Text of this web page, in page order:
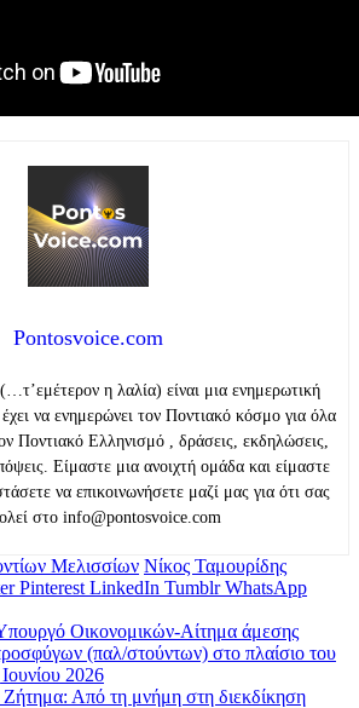
Pontosvoice.com
η λαλία) είναι μια ενημερωτική
να ενημερώνει τον Ποντιακό κόσμο για όλα
Ποντιακό Ελληνισμό , δράσεις, εκδηλώσεις,
Είμαστε μια ανοιχτή ομάδα και είμαστε
να επικοινωνήσετε μαζί μας για ότι σας
στο info@pontosvoice.com
Μελισσίων Νίκος Ταμουρίδης
Pinterest LinkedIn Tumblr WhatsApp
Οικονομικών-Αίτημα άμεσης
(παλ/στούντων) στο πλαίσιο του
2026
Ζήτημα: Από τη μνήμη στη διεκδίκηση